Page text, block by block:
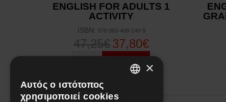
ENGLISH FOR ADULTS 1
ACTIVITY
ISBN: 978-960-409-140-9
47,25€37,80€
×
Αυτός ο ιστότοπος
χρησιμοποιεί cookies